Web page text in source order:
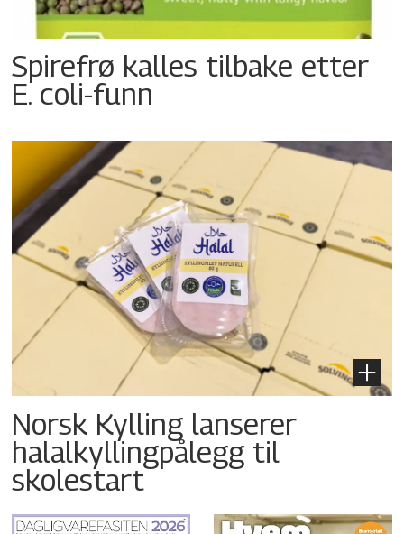
Spirefrø kalles tilbake etter
E. coli-funn
Norsk Kylling lanserer
halalkyllingpålegg til
skolestart